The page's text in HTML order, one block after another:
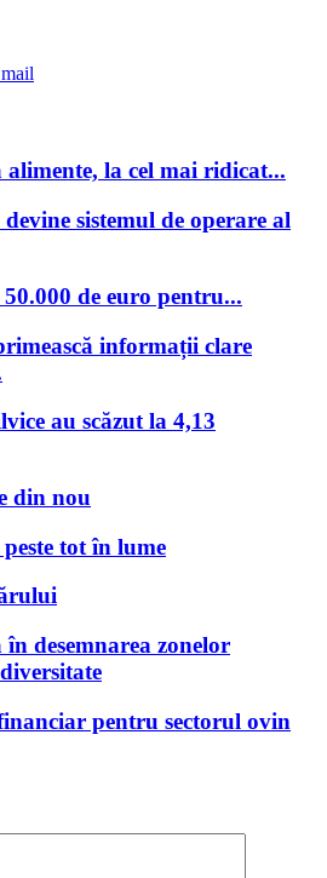
la cel mai ridicat...
sistemul de operare al
de euro pentru...
informații clare
au scăzut la 4,13
din nou
tot în lume
desemnarea zonelor
pentru sectorul ovin